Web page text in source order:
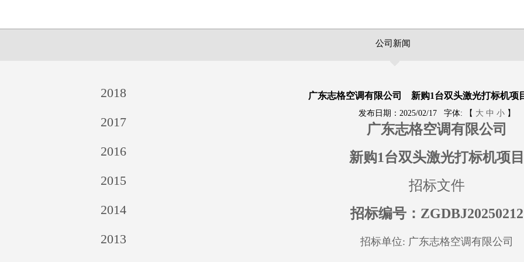
公司新闻
2018
2017
2016
2015
2014
2013
广东志格空调有限公司 新购1台双头激光打标机项
发布日期：2025/02/17 字体: 【 大 中 小 】
广东志格空调有限公司
新购1台双头激光打标机项目
招标文件
招标编号： ZGDBJ20250212
招标单位: 广东志格空调有限公司